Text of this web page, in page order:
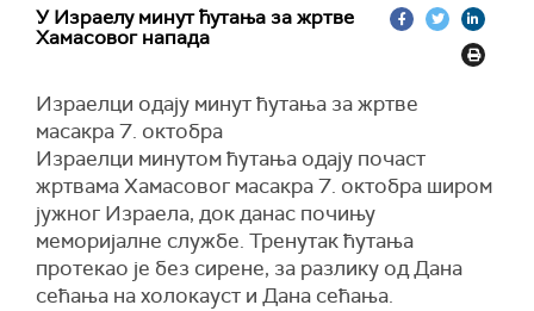
Раније су снаге ИДФ напале положај
Хезболаха “како би уклониле претњу“, каже
(Тајмс оф Израел)
У Израелу минут ћутања за жртве
Хамасовог напада
Израелци одају минут ћутања за жртве
масакра 7. октобра
Израелци минутом ћутања одају почаст
жртвама Хамасовог масакра 7. октобра широм
јужног Израела, док данас почињу
меморијалне службе. Тренутак ћутања
протекао је без сирене, за разлику од Дана
сећања на холокауст и Дана сећања.